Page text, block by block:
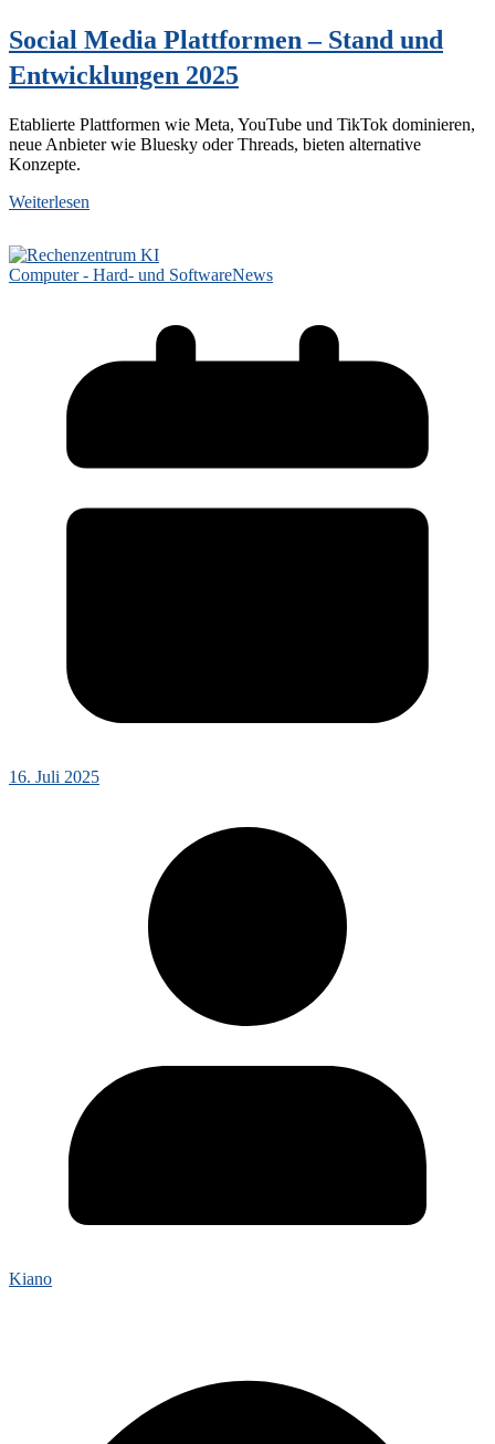
Social Media Plattformen – Stand und
Entwicklungen 2025
Etablierte Plattformen wie Meta, YouTube und TikTok dominieren,
neue Anbieter wie Bluesky oder Threads, bieten alternative
Konzepte.
Weiterlesen
Computer - Hard- und SoftwareNews
16. Juli 2025
Kiano